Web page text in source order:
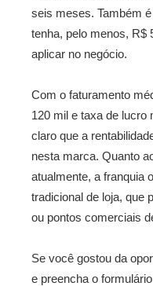
seis meses. Também
tenha, pelo menos, R$
aplicar no negócio.
Com o faturamento
120 mil e taxa de lucro
claro que a
nesta marca. Quanto
atualmente, a franquia
tradicional de loja, que
ou pontos comerciais
Se você gostou da
e preencha o